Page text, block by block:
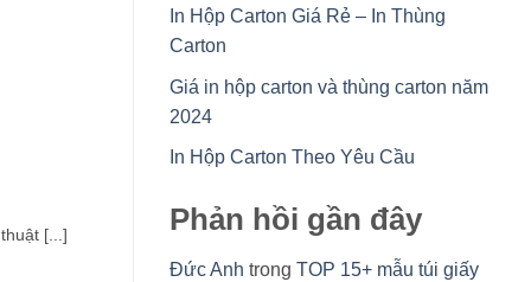
[...]
In Hộp Carton Giá Rẻ – In Thùng
Carton
Giá in hộp carton và thùng carton năm
2024
In Hộp Carton Theo Yêu Cầu
Phản hồi gần đây
Đức Anh trong TOP 15+ mẫu túi giấy